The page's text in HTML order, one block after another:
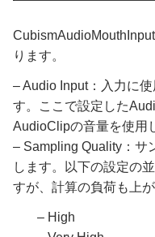
ります。
– Audio Input：入力に
す。ここで設定した
AudioClipの音量を使用
– Sampling Quality：サ
します。以下の設定の
すが、計算の負荷も上が
– High